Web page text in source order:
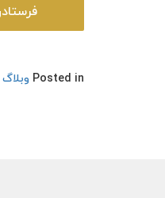
Posted in وبلاگ